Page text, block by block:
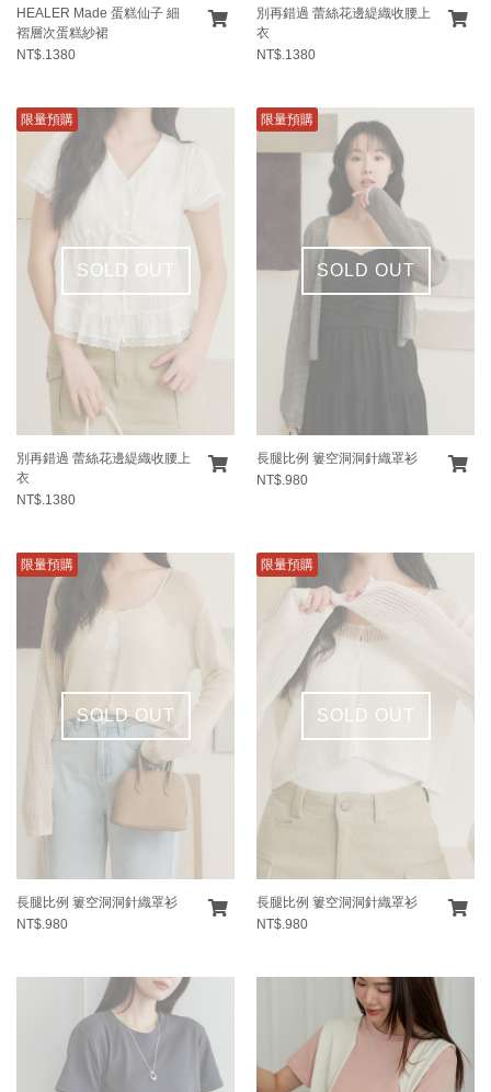
HEALER Made 蛋糕仙子 細
褶層次蛋糕紗裙
NT$.1380
別再錯過 蕾絲花邊緹織收腰上
衣
NT$.1380
SOLD OUT
限量預購
別再錯過 蕾絲花邊緹織收腰上
衣
NT$.1380
SOLD OUT
限量預購
長腿比例 簍空洞洞針織罩衫
NT$.980
SOLD OUT
限量預購
長腿比例 簍空洞洞針織罩衫
NT$.980
SOLD OUT
限量預購
長腿比例 簍空洞洞針織罩衫
NT$.980